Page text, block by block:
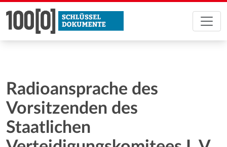
Radioansprache des
Vorsitzenden des
Staatlichen